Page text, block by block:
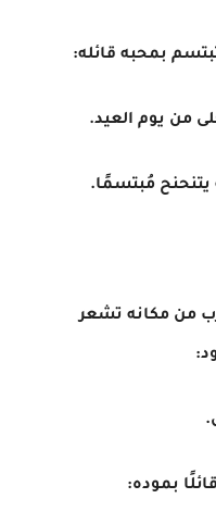
بمحبه قائله:
من يوم العيد.
مُبتسمًا.
من مكانه تشعر
بموده: